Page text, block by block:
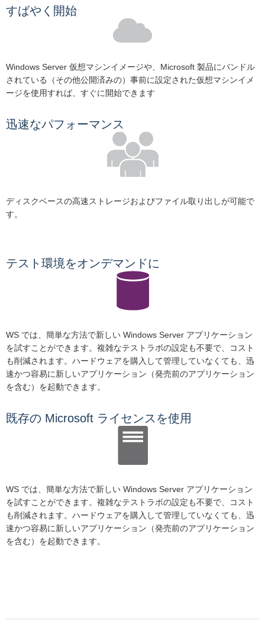
すばやく開始
Windows Server 仮想マシンイメージや、Microsoft 製品にバンドル
されている（その他公開済みの）事前に設定された仮想マシンイメ
ージを使用すれば、すぐに開始できます
迅速なパフォーマンス
ディスクベースの高速ストレージおよびファイル取り出しが可能で
す。
テスト環境をオンデマンドに
WS では、簡単な方法で新しい Windows Server アプリケーション
を試すことができます。複雑なテストラボの設定も不要で、コスト
も削減されます。ハードウェアを購入して管理していなくても、迅
速かつ容易に新しいアプリケーション（発売前のアプリケーション
を含む）を起動できます。
既存の Microsoft ライセンスを使用
WS では、簡単な方法で新しい Windows Server アプリケーション
を試すことができます。複雑なテストラボの設定も不要で、コスト
も削減されます。ハードウェアを購入して管理していなくても、迅
速かつ容易に新しいアプリケーション（発売前のアプリケーション
を含む）を起動できます。